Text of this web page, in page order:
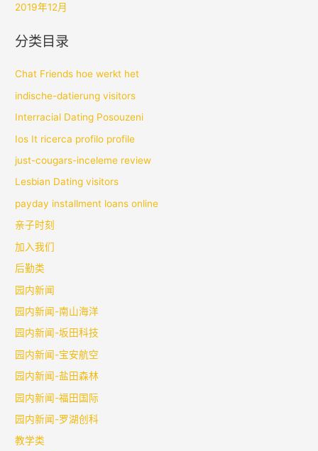
2019年12月
分类目录
Chat Friends hoe werkt het
indische-datierung visitors
Interracial Dating Posouzeni
Ios It ricerca profilo profile
just-cougars-inceleme review
Lesbian Dating visitors
payday installment loans online
亲子时刻
加入我们
后勤类
园内新闻
园内新闻-南山海洋
园内新闻-坂田科技
园内新闻-宝安航空
园内新闻-盐田森林
园内新闻-福田国际
园内新闻-罗湖创科
教学类